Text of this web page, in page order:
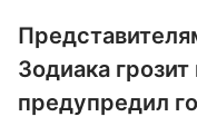
Зодиака
предупредил